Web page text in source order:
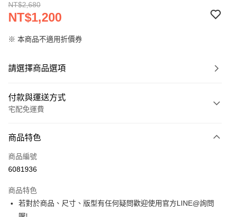
NT$2,680
NT$1,200
※ 本商品不適用折價券
請選擇商品選項
付款與運送方式
宅配免運費
信用卡一次付款
超商取貨付款
街口支付
商品特色
商品編號
6081936
商品特色
若對於商品、尺寸、版型有任何疑問歡迎使用官方LINE@詢問